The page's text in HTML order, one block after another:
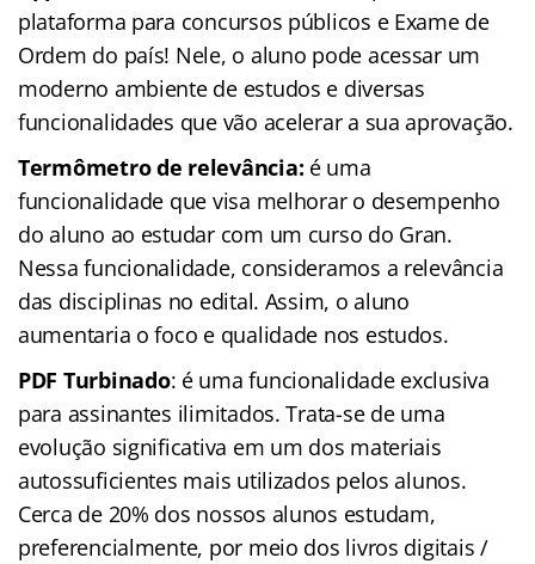
plataforma para concursos públicos e Exame de
Ordem do país! Nele, o aluno pode acessar um
moderno ambiente de estudos e diversas
funcionalidades que vão acelerar a sua aprovação.
Termômetro de relevância: é uma
funcionalidade que visa melhorar o desempenho
do aluno ao estudar com um curso do Gran.
Nessa funcionalidade, consideramos a relevância
das disciplinas no edital. Assim, o aluno
aumentaria o foco e qualidade nos estudos.
PDF Turbinado: é uma funcionalidade exclusiva
para assinantes ilimitados. Trata-se de uma
evolução significativa em um dos materiais
autossuficientes mais utilizados pelos alunos.
Cerca de 20% dos nossos alunos estudam,
preferencialmente, por meio dos livros digitais /